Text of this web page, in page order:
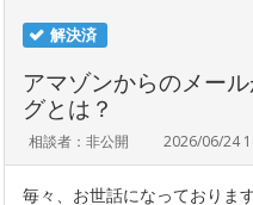
解決済
アマゾンからのメー
グとは？
相談者：非公開 2026/06/24
毎々、お世話になっております